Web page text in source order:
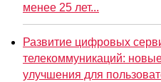
менее 25 лет...
Развитие цифровых
телекоммуникаций:
улучшения для